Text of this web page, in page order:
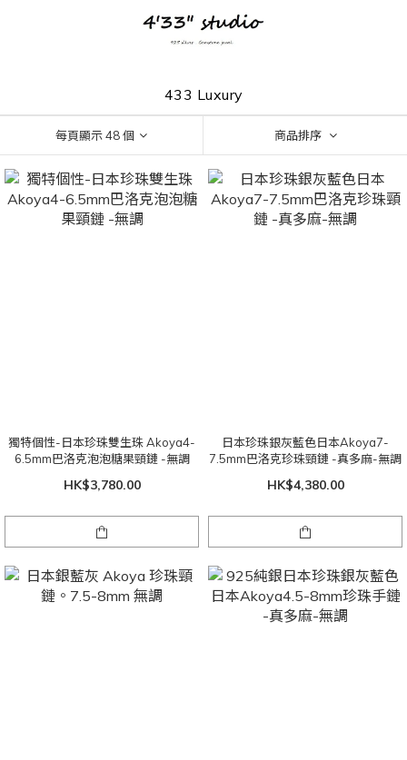
433 Luxury
每頁顯示 48 個 商品排序
獨特個性-日本珍珠雙生珠 Akoya4-
6.5mm巴洛克泡泡糖果頸鏈 -無調
HK$3,780.00
日本珍珠銀灰藍色日本Akoya7-
7.5mm巴洛克珍珠頸鏈 -真多麻-無調
HK$4,380.00